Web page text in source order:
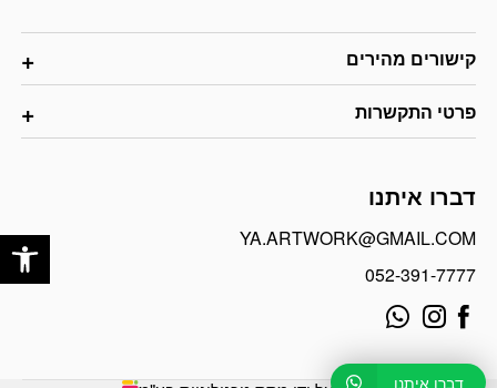
קישורים מהירים
פרטי התקשרות
דברו איתנו
YA.ARTWORK@GMAIL.COM
052-391-7777
דברו איתנו